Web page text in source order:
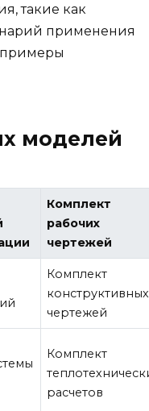
такие как
применения
моделей
Комплект
рабочих
чертежей
Комплект
конструктивных
чертежей
Комплект
расчетов